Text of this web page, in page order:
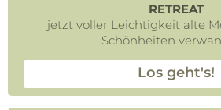
RETREAT
jetzt voller Leichtigkeit alte
Schönheiten
Los geht's!